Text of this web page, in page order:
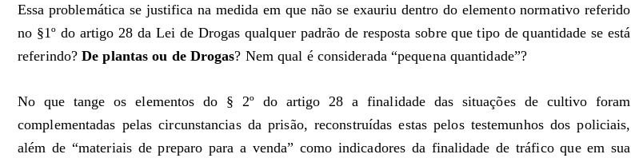
Essa problemática se justifica na medida em que não se exauriu dentro do elemento normativo referido
no §1º do artigo 28 da Lei de Drogas qualquer padrão de resposta sobre que tipo de quantidade se está
referindo?De plantas ou de Drogas? Nem qual é considerada “pequena quantidade”?
No que tange os elementos do § 2º do artigo 28 a finalidade das situações de cultivo foram
complementadas pelas circunstancias da prisão, reconstruídas estas pelos testemunhos dos policiais,
além de “materiais de preparo para a venda” como indicadores da finalidade de tráfico que em sua